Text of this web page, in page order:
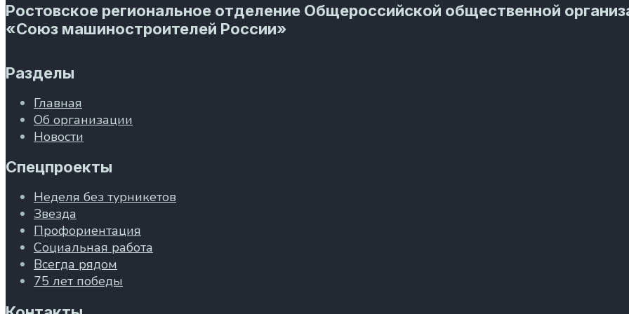
Ростовское региональное отделение Общероссийской общественной
«Союз машиностроителей России»
Разделы
Главная
Об организации
Новости
Спецпроекты
Неделя без турникетов
Звезда
Профориентация
Социальная работа
Всегда рядом
75 лет победы